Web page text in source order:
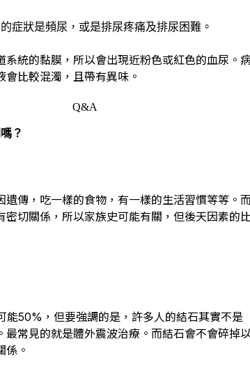
症狀是頻尿，或是排尿疼痛及排尿困難。
系統的黏膜，所以會出現近粉色或紅色的血尿。
比較混濁，且帶有異味。
Q&A
？
遺傳，吃一樣的食物，有一樣的生活習慣等等。
切關係，所以家族史可能有關，但後天因素的
能50%，但要強調的是，許多人的結石其實不是
最常見的就是體外震波治療。而結石會不會碎掉
係。